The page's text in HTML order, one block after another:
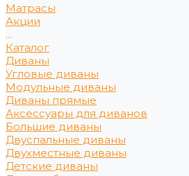
Матрасы
Акции
...
Каталог
Диваны
Угловые диваны
Модульные диваны
Диваны прямые
Аксессуары для диванов
Большие диваны
Двуспальные диваны
Двухместные диваны
Детские диваны